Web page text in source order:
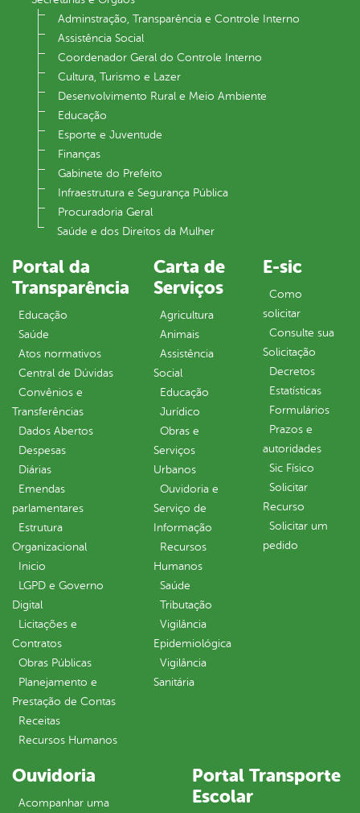
Adminstração, Transparência e Controle Interno
Assistência Social
Coordenador Geral do Controle Interno
Cultura, Turismo e Lazer
Desenvolvimento Rural e Meio Ambiente
Educação
Esporte e Juventude
Finanças
Gabinete do Prefeito
Infraestrutura e Segurança Pública
Procuradoria Geral
Saúde e dos Direitos da Mulher
Portal da
Transparência
Educação
Saúde
Atos normativos
Central de Dúvidas
Convênios e
Transferências
Dados Abertos
Despesas
Diárias
Emendas
parlamentares
Estrutura
Organizacional
Inicio
LGPD e Governo
Digital
Licitações e
Contratos
Obras Públicas
Planejamento e
Prestação de Contas
Receitas
Recursos Humanos
Carta de
Serviços
Agricultura
Animais
Assistência
Social
Educação
Jurídico
Obras e
Serviços
Urbanos
Ouvidoria e
Serviço de
Informação
Recursos
Humanos
Saúde
Tributação
Vigilância
Epidemiológica
Vigilância
Sanitária
E-sic
Como
solicitar
Consulte sua
Solicitação
Decretos
Estatísticas
Formulários
Prazos e
autoridades
Sic Físico
Solicitar
Recurso
Solicitar um
pedido
Ouvidoria
Acompanhar uma
Portal Transporte
Escolar